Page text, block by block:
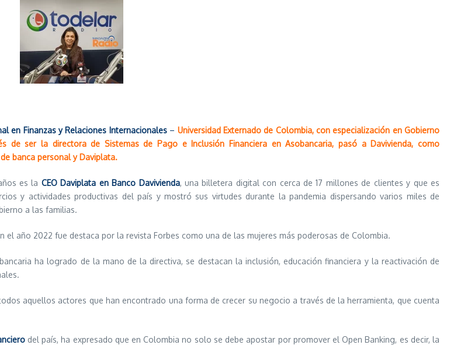
en Finanzas y Relaciones Internacionales – Universidad Externado de Colombia, con especialización en Gobierno
de ser la directora de Sistemas de Pago e Inclusión Financiera en Asobancaria, pasó a Davivienda, como
banca personal y Daviplata.
es la CEO Daviplata en Banco Davivienda, una billetera digital con cerca de 17 millones de clientes y que es
y actividades productivas del país y mostró sus virtudes durante la pandemia dispersando varios miles de
a las familias.
el año 2022 fue destaca por la revista Forbes como una de las mujeres más poderosas de Colombia.
ha logrado de la mano de la directiva, se destacan la inclusión, educación financiera y la reactivación de
aquellos actores que han encontrado una forma de crecer su negocio a través de la herramienta, que cuenta
del país, ha expresado que en Colombia no solo se debe apostar por promover el Open Banking, es decir, la